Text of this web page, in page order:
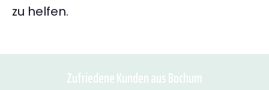
zu helfen.
Zufriedene Kunden aus Bochum